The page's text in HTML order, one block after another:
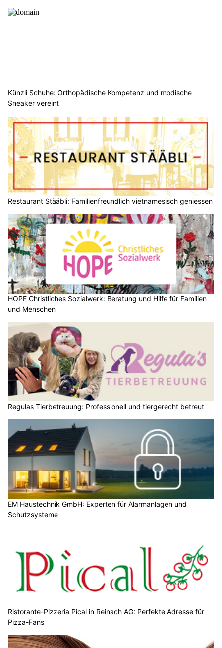
Künzli Schuhe: Orthopädische Kompetenz und modische
Sneaker vereint
Restaurant Stääbli: Familienfreundlich vietnamesisch geniessen
HOPE Christliches Sozialwerk: Beratung und Hilfe für Familien
und Menschen
Regulas Tierbetreuung: Professionell und tiergerecht betreut
EM Haustechnik GmbH: Experten für Alarmanlagen und
Schutzsysteme
Ristorante-Pizzeria Pical in Reinach AG: Perfekte Adresse für
Pizza-Fans